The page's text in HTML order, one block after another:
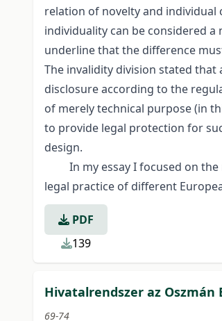
relation of novelty and individual
individuality can be considered
underline that the difference
The invalidity division stated
disclosure according to the
of merely technical purpose (in
to provide legal protection for
design.
In my essay I focused on the
legal practice of different
PDF
139
Hivatalrendszer az
69-74